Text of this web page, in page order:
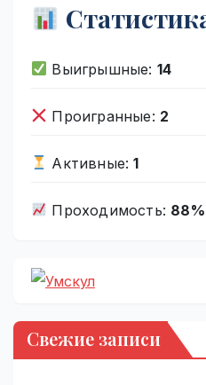
Выигрышные: 14
Проигранные: 2
Активные:1
Проходимость: 88%
Свежие записи